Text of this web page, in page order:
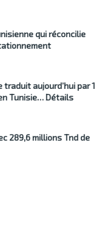
qui réconcilie
aujourd’hui par 1
Tunisie… Détails
289,6 millions Tnd de